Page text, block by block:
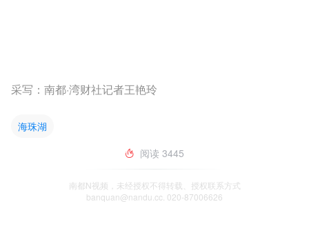
采写：南都·湾财社记者王艳玲
海珠湖
阅读 3445
南都N视频，未经授权不得转载、授权联系方式
banquan@nandu.cc. 020-87006626